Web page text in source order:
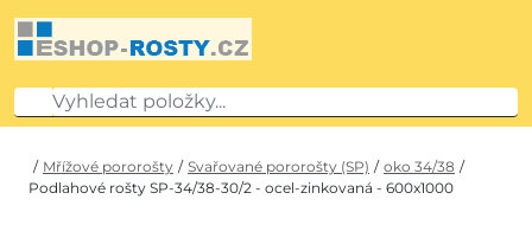
/ Mřížové pororošty / Svařované pororošty (SP) / oko 34/38 /
Podlahové rošty SP-34/38-30/2 - ocel-zinkovaná - 600x1000